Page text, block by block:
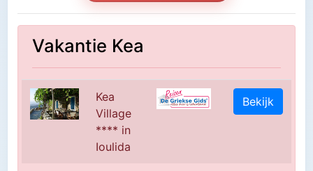
Vakantie Kea
Kea
Village
**** in
Ioulida
Bekijk